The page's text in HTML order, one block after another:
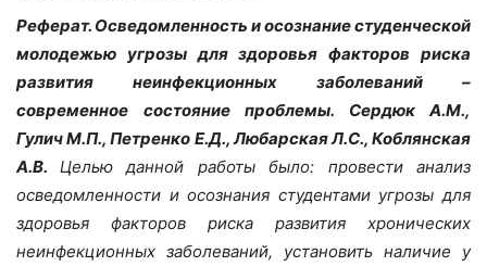
Реферат. Осведомленность и осознание студенческой
молодежью угрозы для здоровья факторов риска
развития неинфекционных заболеваний –
современное состояние проблемы. Сердюк А.М.,
Гулич М.П., Петренко Е.Д., Любарская Л.С., Коблянская
А.В. Целью данной работы было: провести анализ
осведомленности и осознания студентами угрозы для
здоровья факторов риска развития хронических
неинфекционных заболеваний, установить наличие у